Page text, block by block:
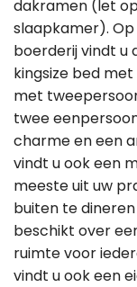
dakramen (let
slaapkamer).
boerderij vindt u
kingsize bed
met
twee
charme en een
vindt u ook een
meeste uit uw
buiten te
beschikt over
ruimte voor
vindt u ook een